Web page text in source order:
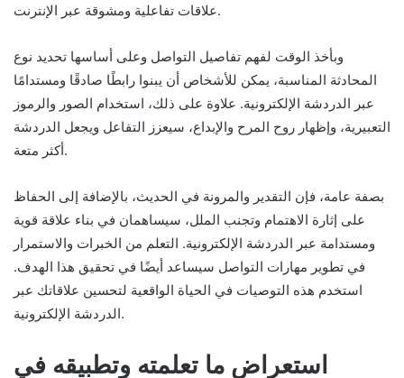
علاقات تفاعلية ومشوقة عبر الإنترنت.
وبأخذ الوقت لفهم تفاصيل التواصل وعلى أساسها تحديد نوع
المحادثة المناسبة، يمكن للأشخاص أن يبنوا رابطًا صادقًا ومستدامًا
عبر الدردشة الإلكترونية. علاوة على ذلك، استخدام الصور والرموز
التعبيرية، وإظهار روح المرح والإبداع، سيعزز التفاعل ويجعل الدردشة
أكثر متعة.
بصفة عامة، فإن التقدير والمرونة في الحديث، بالإضافة إلى الحفاظ
على إثارة الاهتمام وتجنب الملل، سيساهمان في بناء علاقة قوية
ومستدامة عبر الدردشة الإلكترونية. التعلم من الخبرات والاستمرار
في تطوير مهارات التواصل سيساعد أيضًا في تحقيق هذا الهدف.
استخدم هذه التوصيات في الحياة الواقعية لتحسين علاقاتك عبر
الدردشة الإلكترونية.
استعراض ما تعلمته وتطبيقه في